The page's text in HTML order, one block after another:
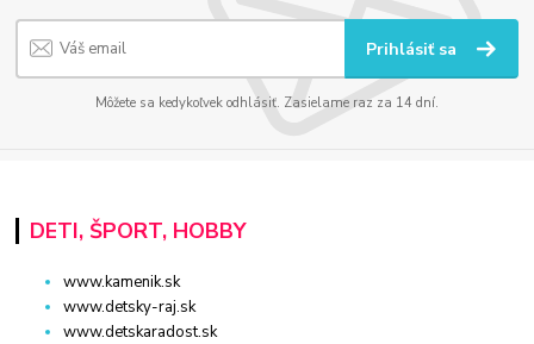
Prihlásiť sa
Môžete sa kedykoľvek odhlásiť. Zasielame raz za 14 dní.
DETI, ŠPORT, HOBBY
www.kamenik.sk
www.detsky-raj.sk
www.detskaradost.sk